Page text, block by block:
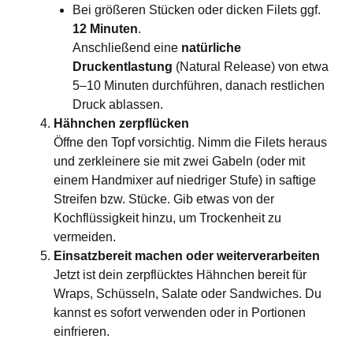
Bei größeren Stücken oder dicken Filets ggf.
12 Minuten.
Anschließend eine natürliche
Druckentlastung (Natural Release) von etwa
5–10 Minuten durchführen, danach restlichen
Druck ablassen.
Hähnchen zerpflücken
Öffne den Topf vorsichtig. Nimm die Filets heraus
und zerkleinere sie mit zwei Gabeln (oder mit
einem Handmixer auf niedriger Stufe) in saftige
Streifen bzw. Stücke. Gib etwas von der
Kochflüssigkeit hinzu, um Trockenheit zu
vermeiden.
Einsatzbereit machen oder weiterverarbeiten
Jetzt ist dein zerpflücktes Hähnchen bereit für
Wraps, Schüsseln, Salate oder Sandwiches. Du
kannst es sofort verwenden oder in Portionen
einfrieren.